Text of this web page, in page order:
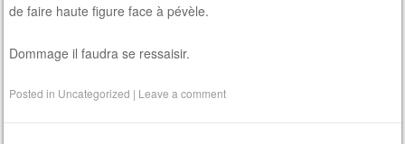
de faire haute figure face à pévèle.
Dommage il faudra se ressaisir.
Posted in Uncategorized | Leave a comment